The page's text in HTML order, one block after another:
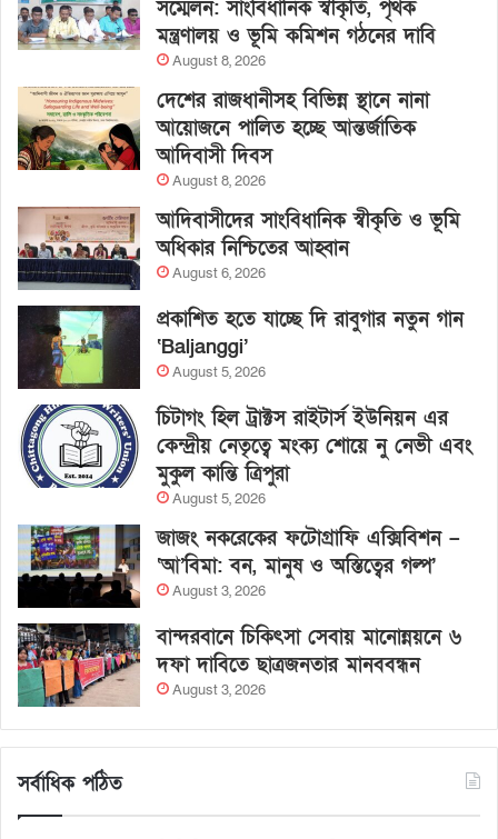
সম্মেলন: সাংবিধানিক স্বীকৃতি, পৃথক
মন্ত্রণালয় ও ভূমি কমিশন গঠনের দাবি
August 8, 2026
দেশের রাজধানীসহ বিভিন্ন স্থানে নানা
আয়োজনে পালিত হচ্ছে আন্তর্জাতিক
আদিবাসী দিবস
August 8, 2026
আদিবাসীদের সাংবিধানিক স্বীকৃতি ও ভূমি
অধিকার নিশ্চিতের আহ্বান
August 6, 2026
প্রকাশিত হতে যাচ্ছে দি রাবুগার নতুন গান
‘Baljanggi’
August 5, 2026
চিটাগং হিল ট্রাক্টস রাইটার্স ইউনিয়ন এর
কেন্দ্রীয় নেতৃত্বে মংক্য শোয়ে নু নেভী এবং
মুকুল কান্তি ত্রিপুরা
August 5, 2026
জাজং নকরেকের ফটোগ্রাফি এক্সিবিশন –
‘আ’বিমা: বন, মানুষ ও অস্তিত্বের গল্প’
August 3, 2026
বান্দরবানে চিকিৎসা সেবায় মানোন্নয়নে ৬
দফা দাবিতে ছাত্রজনতার মানববন্ধন
August 3, 2026
সর্বাধিক পঠিত